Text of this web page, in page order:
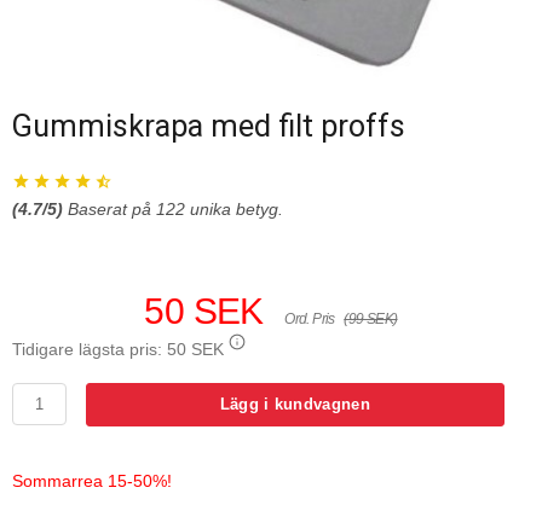
Gummiskrapa med filt proffs
(4.7/5) Baserat på 122 unika betyg.
50 SEK Ord. Pris (99 SEK)
Tidigare lägsta pris: 50 SEK
Lägg i kundvagnen
Sommarrea 15-50%!